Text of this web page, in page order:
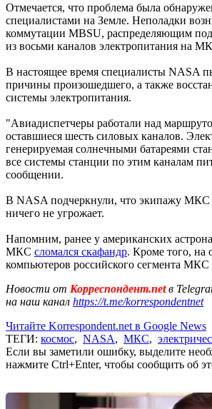
Отмечается, что проблема была
специалистами на Земле. Неполадки
коммутации MBSU, распределяющим
из восьми каналов электропитания на
В настоящее время специалисты NASA
причины произошедшего, а также
системы электропитания.
"Авиадиспетчеры работали над
оставшиеся шесть силовых каналов.
генерируемая солнечными батареями
все системы станции по этим каналам
сообщении.
В NASA подчеркнули, что экипажу МКС
ничего не угрожает.
Напомним, ранее у американских
МКС сломался скафандр. Кроме того, на
компьютеров российского сегмента МКС
Новости от Корреспондент.netв
на наш канал https://t.me/korrespondentnet
Читайте Korrespondent.net в Google News
ТЕГИ: космос, NASA, МКС,
Если вы заметили ошибку, выделите
нажмите Ctrl+Enter, чтобы сообщить об